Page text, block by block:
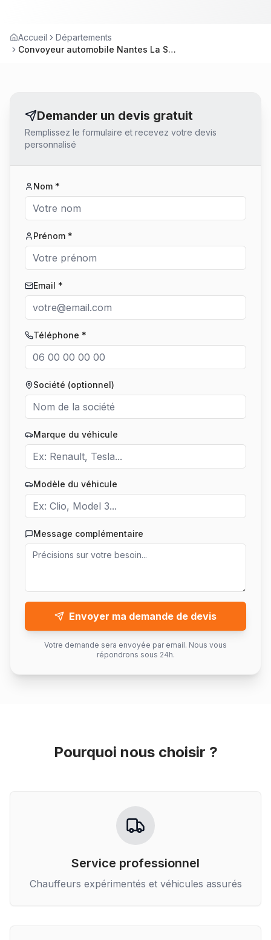
Accueil
Départements
Convoyeur automobile Nantes La Suze-sur-Sarthe – Convoyage véhicule
Demander un devis gratuit
Remplissez le formulaire et recevez votre devis
personnalisé
Nom *
Prénom *
Email *
Téléphone *
Société (optionnel)
Marque du véhicule
Modèle du véhicule
Message complémentaire
Envoyer ma demande de devis
Votre demande sera envoyée par email. Nous vous
répondrons sous 24h.
Pourquoi nous choisir ?
Service professionnel
Chauffeurs expérimentés et véhicules assurés